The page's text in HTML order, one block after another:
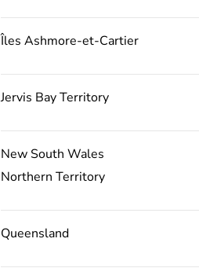
Îles Ashmore-et-Cartier
Jervis Bay Territory
New South Wales
Northern Territory
Queensland